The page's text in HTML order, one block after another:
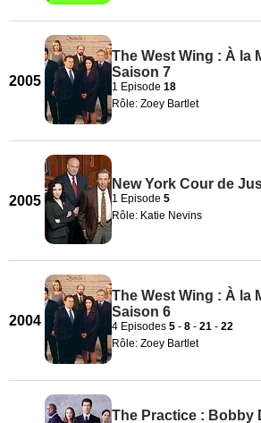
2005
The West Wing : À la
Saison 7
1 Episode 18
Rôle: Zoey Bartlet
2005
New York Cour de
1 Episode 5
Rôle: Katie Nevins
2004
The West Wing : À la
Saison 6
4 Episodes 5 - 8 - 21 - 22
Rôle: Zoey Bartlet
The Practice : Bobby